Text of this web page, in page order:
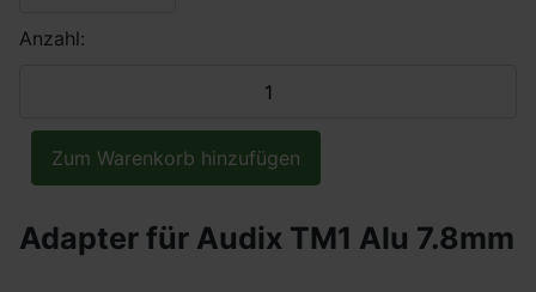
Anzahl:
Adapter für Audix TM1 Alu 7.8mm